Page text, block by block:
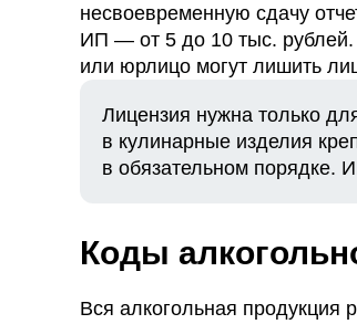
несвоевременную сдачу
ИП — от 5 до 10 тыс.
или юрлицо могут лишить
Лицензия нужна только
в кулинарные изделия
в обязательном порядке.
Коды
Вся алкогольная продукция